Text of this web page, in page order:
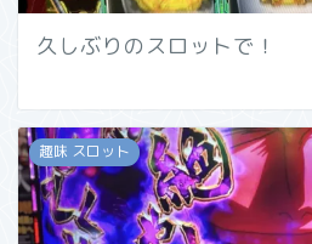
久しぶりのスロットで！
趣味 スロット